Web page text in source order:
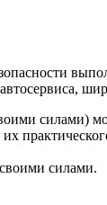
силами)
силами.